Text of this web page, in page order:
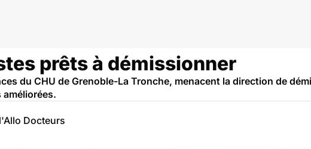
prêts à démissionner
du CHU de Grenoble-La Tronche, menacent la direction de
Docteurs